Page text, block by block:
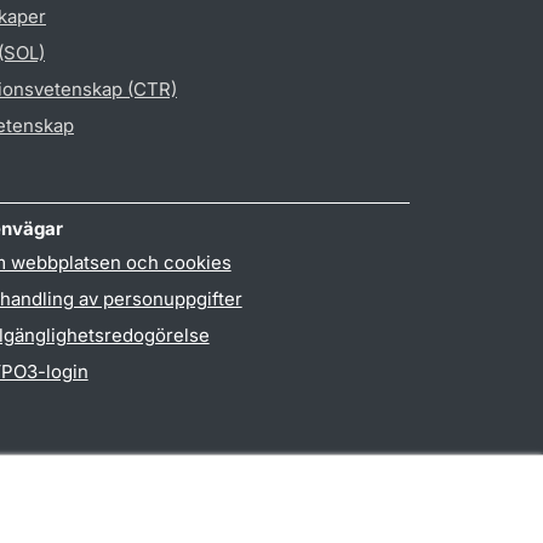
(CTR)
webbplatsen och cookies
av personuppgifter
login